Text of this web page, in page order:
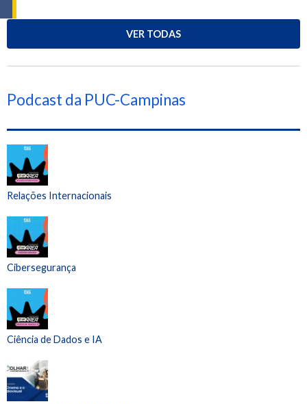
VER TODAS
Podcast da PUC-Campinas
Relações Internacionais
Cibersegurança
Ciência de Dados e IA